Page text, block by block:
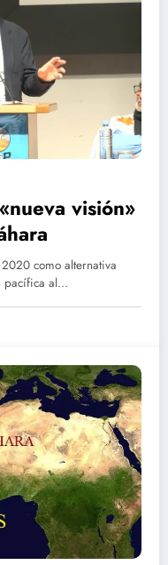
visión»
como alternativa
pacífica al…